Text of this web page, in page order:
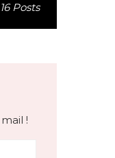
16 Posts
!